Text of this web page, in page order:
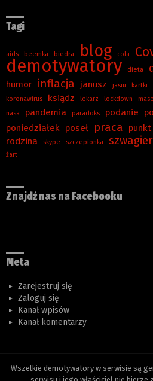
Tagi
aids beemka biedra blog cola
demotywatory dieta
humor inflacja janusz jasiu kartki
koronawirus ksiądz lekarz lockdown
nasa pandemia paradoks podanie
poniedziałek poseł praca punkt
rodzina skype szczepionka szwagier
żart
Znajdź nas na Facebooku
Meta
Zarejestruj się
Zaloguj się
Kanał wpisów
Kanał komentarzy
Wszelkie demotywatory w serwisie są